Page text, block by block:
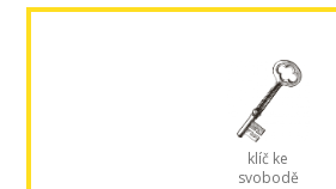
klíč ke
svobodě